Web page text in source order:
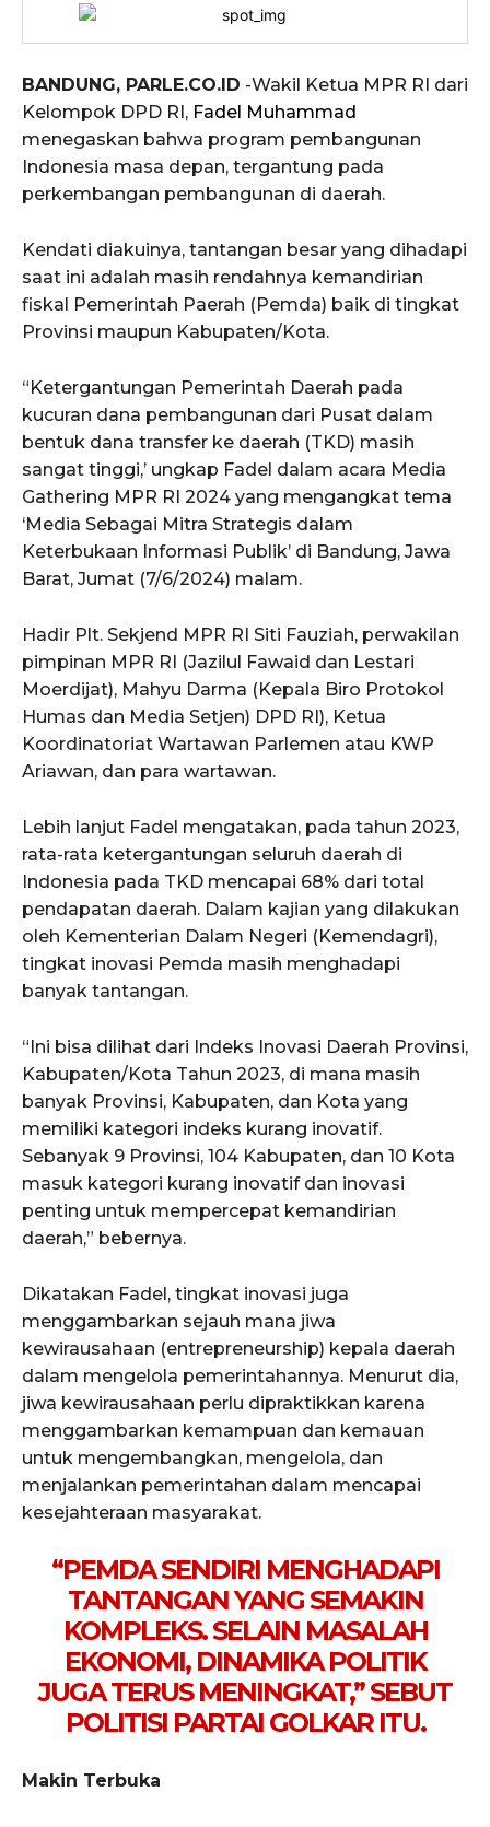
BANDUNG, PARLE.CO.ID -Wakil Ketua MPR RI dari
Kelompok DPD RI, Fadel Muhammad
menegaskan bahwa program pembangunan
Indonesia masa depan, tergantung pada
perkembangan pembangunan di daerah.
Kendati diakuinya, tantangan besar yang dihadapi
saat ini adalah masih rendahnya kemandirian
fiskal Pemerintah Paerah (Pemda) baik di tingkat
Provinsi maupun Kabupaten/Kota.
“Ketergantungan Pemerintah Daerah pada
kucuran dana pembangunan dari Pusat dalam
bentuk dana transfer ke daerah (TKD) masih
sangat tinggi,’ ungkap Fadel dalam acara Media
Gathering MPR RI 2024 yang mengangkat tema
‘Media Sebagai Mitra Strategis dalam
Keterbukaan Informasi Publik’ di Bandung, Jawa
Barat, Jumat (7/6/2024) malam.
Hadir Plt. Sekjend MPR RI Siti Fauziah, perwakilan
pimpinan MPR RI (Jazilul Fawaid dan Lestari
Moerdijat), Mahyu Darma (Kepala Biro Protokol
Humas dan Media Setjen) DPD RI), Ketua
Koordinatoriat Wartawan Parlemen atau KWP
Ariawan, dan para wartawan.
Lebih lanjut Fadel mengatakan, pada tahun 2023,
rata-rata ketergantungan seluruh daerah di
Indonesia pada TKD mencapai 68% dari total
pendapatan daerah. Dalam kajian yang dilakukan
oleh Kementerian Dalam Negeri (Kemendagri),
tingkat inovasi Pemda masih menghadapi
banyak tantangan.
“Ini bisa dilihat dari Indeks Inovasi Daerah Provinsi,
Kabupaten/Kota Tahun 2023, di mana masih
banyak Provinsi, Kabupaten, dan Kota yang
memiliki kategori indeks kurang inovatif.
Sebanyak 9 Provinsi, 104 Kabupaten, dan 10 Kota
masuk kategori kurang inovatif dan inovasi
penting untuk mempercepat kemandirian
daerah,” bebernya.
Dikatakan Fadel, tingkat inovasi juga
menggambarkan sejauh mana jiwa
kewirausahaan (entrepreneurship) kepala daerah
dalam mengelola pemerintahannya. Menurut dia,
jiwa kewirausahaan perlu dipraktikkan karena
menggambarkan kemampuan dan kemauan
untuk mengembangkan, mengelola, dan
menjalankan pemerintahan dalam mencapai
kesejahteraan masyarakat.
“PEMDA SENDIRI MENGHADAPI
TANTANGAN YANG SEMAKIN
KOMPLEKS. SELAIN MASALAH
EKONOMI, DINAMIKA POLITIK
JUGA TERUS MENINGKAT,” SEBUT
POLITISI PARTAI GOLKAR ITU.
Makin Terbuka